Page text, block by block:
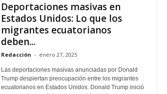
Deportaciones masivas en
Estados Unidos: Lo que los
migrantes ecuatorianos
deben...
Redacción - enero 27, 2025
Las deportaciones masivas anunciadas por Donald
Trump despiertan preocupación entre los migrantes
ecuatorianos en Estados Unidos. Donald Trump inició